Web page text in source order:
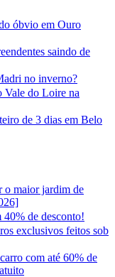
óbvio em Ouro
saindo de
no inverno?
Vale do Loire na
de 3 dias em Belo
o maior jardim de
de desconto!
exclusivos feitos sob
com até 60% de